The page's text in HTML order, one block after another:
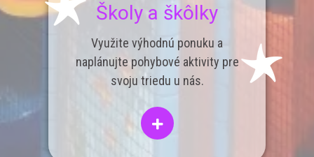
Školy a škôlky
Využite výhodnú ponuku a
naplánujte pohybové aktivity pre
svoju triedu u nás.